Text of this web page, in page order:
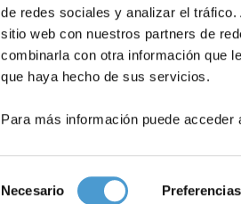
de redes sociales y analizar el
sitio web con nuestros partners de
combinarla con otra información que
que haya hecho de sus servicios.
Para más información puede acceder
de
Necesario Preferencias